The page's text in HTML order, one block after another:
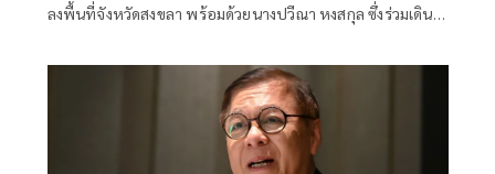
ลงพื้นที่จังหวัดสงขลา พร้อมด้วยนางปวีณา หงสกุล ซึ่งร่วมเดิน
ณ ที่ทำการนายเดชอิศม์ โดยมีการประชุมหารือแนวทางการ
ทำงานและขับเคลื่อนนโยบายในพื้นที่ ก่อนเดินทางต่อไปยัง